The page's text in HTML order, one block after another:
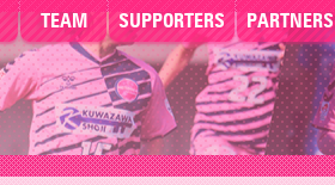
TEAM SUPPORTERS PARTNERS